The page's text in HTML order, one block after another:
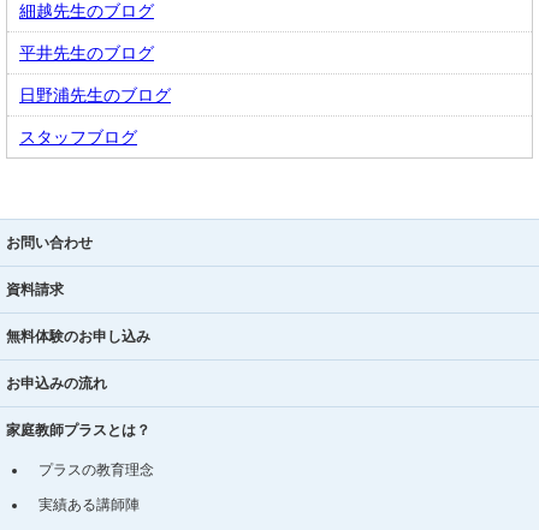
細越先生のブログ
平井先生のブログ
日野浦先生のブログ
スタッフブログ
お問い合わせ
資料請求
無料体験のお申し込み
お申込みの流れ
家庭教師プラスとは？
プラスの教育理念
実績ある講師陣